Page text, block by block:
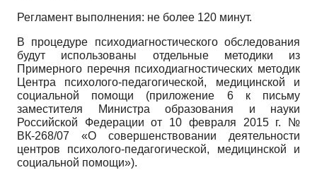
Регламент выполнения: не более 120 минут.
В процедуре психодиагностического обследования
будут использованы отдельные методики из
Примерного перечня психодиагностических методик
Центра психолого-педагогической, медицинской и
социальной помощи (приложение 6 к письму
заместителя Министра образования и науки
Российской Федерации от 10 февраля 2015 г. №
ВК-268/07 «О совершенствовании деятельности
центров психолого-педагогической, медицинской и
социальной помощи»).